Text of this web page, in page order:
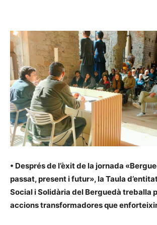
• Després de l’èxit de la jornada
passat, present i futur», la Taula
Social i Solidària del Berguedà treballa
accions transformadores que